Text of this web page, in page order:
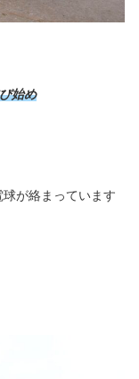
始め
が絡まっています